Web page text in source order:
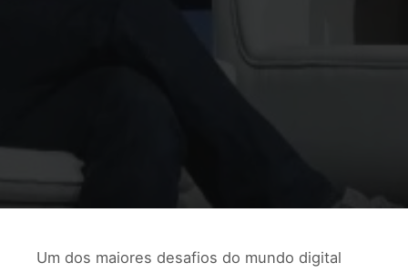
Um dos maiores desafios do mundo digital